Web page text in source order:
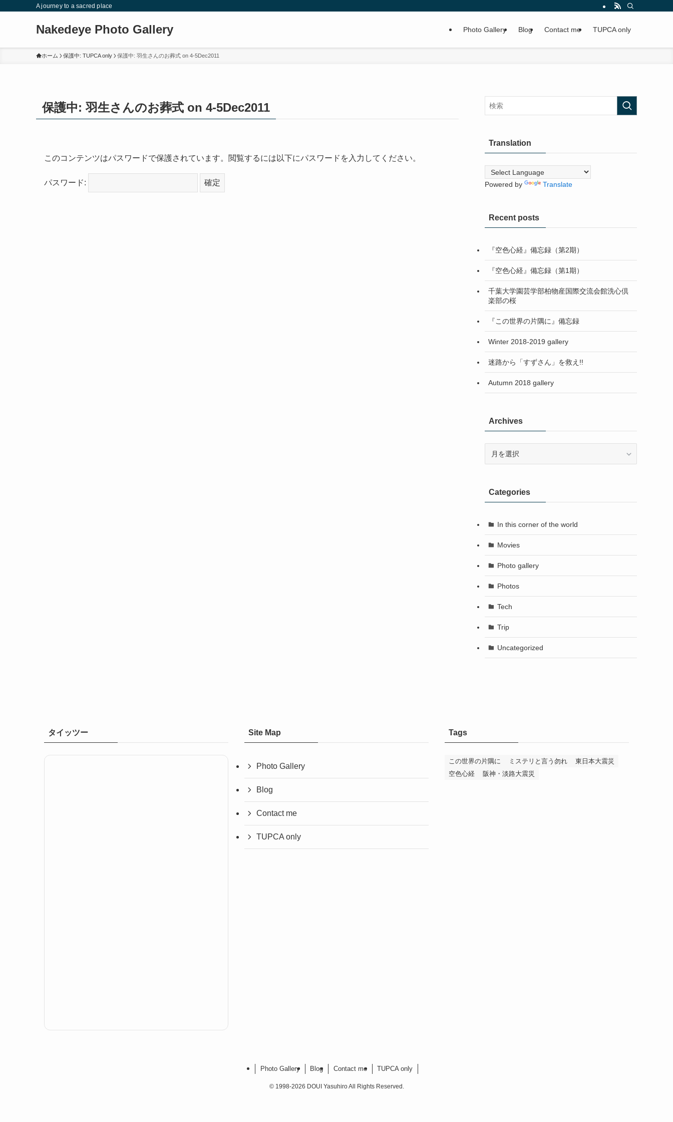
A journey to a sacred place
Nakedeye Photo Gallery Photo Gallery Blog Contact me TUPCA only
ホーム 保護中: TUPCA only 保護中: 羽生さんのお葬式 on 4-5Dec2011
保護中: 羽生さんのお葬式 on 4-5Dec2011
このコンテンツはパスワードで保護されています。閲覧するには以下にパスワードを入力してください。
パスワード:
Translation
Powered by Translate
Recent posts
『空色心経』備忘録（第2期）
『空色心経』備忘録（第1期）
千葉大学園芸学部柏物産国際交流会館洗心倶
楽部の桜
『この世界の片隅に』備忘録
Winter 2018-2019 gallery
迷路から「すずさん」を救え!!
Autumn 2018 gallery
Archives
Categories
In this corner of the world
Movies
Photo gallery
Photos
Tech
Trip
Uncategorized
タイッツー Site Map
Photo Gallery
Blog
Contact me
TUPCA only
Tags
この世界の片隅に ミステリと言う勿れ
東日本大震災
空色心経
阪神・淡路大震災
Photo Gallery Blog Contact me TUPCA only
©1998-2026 DOUI Yasuhiro All Rights Reserved.